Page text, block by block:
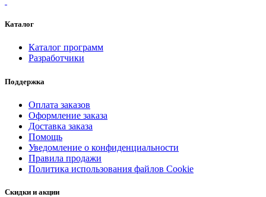
Каталог
Каталог программ
Разработчики
Поддержка
Оплата заказов
Оформление заказа
Доставка заказа
Помощь
Уведомление о конфиденциальности
Правила продажи
Политика использования файлов Cookie
Скидки и акции